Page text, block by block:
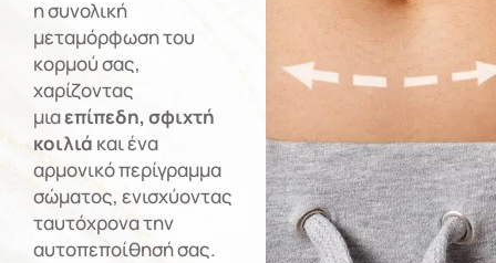
η συνολική
μεταμόρφωση του
κορμού σας,
χαρίζοντας
μιαεπίπεδη, σφιχτή
κοιλιά και ένα
αρμονικό περίγραμμα
σώματος, ενισχύοντας
ταυτόχρονα την
αυτοπεποίθησή σας.